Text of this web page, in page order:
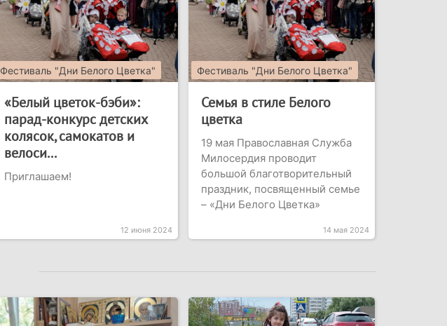
Фестиваль "Дни Белого Цветка"
«Белый цветок-бэби»:
парад-конкурс детских
колясок, самокатов и
велоси...
Приглашаем!
12 июня 2024
Фестиваль "Дни Белого Цветка"
Семья в стиле Белого
цветка
19 мая Православная Служба
Милосердия проводит
большой благотворительный
праздник, посвященный семье
– «Дни Белого Цветка»
14 мая 2024